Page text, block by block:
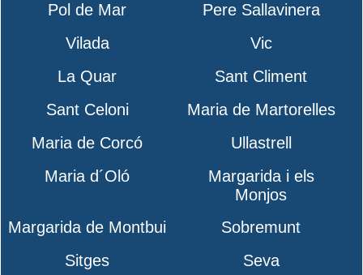
Pol de Mar
Pere Sallavinera
Vilada
Vic
La Quar
Sant Climent
Sant Celoni
Maria de Martorelles
Maria de Corcó
Ullastrell
Maria d´Oló
Margarida i els
Monjos
Margarida de Montbui
Sobremunt
Sitges
Seva